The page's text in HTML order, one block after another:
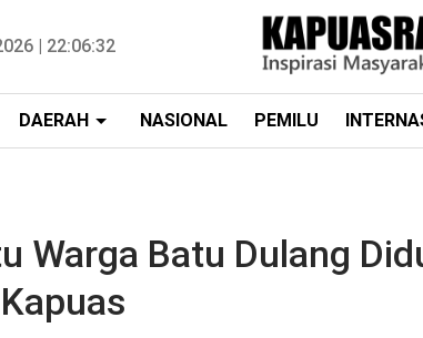
| 22:06:33
DAERAH NASIONAL PEMILU
Warga Batu Dulang